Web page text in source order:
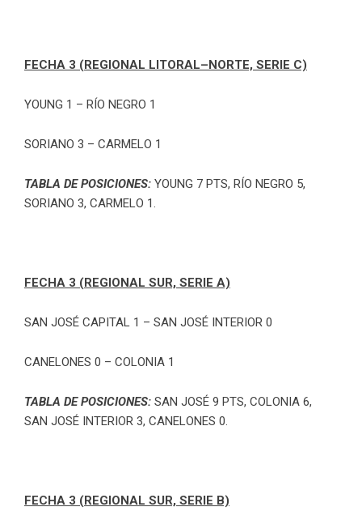
FECHA 3 (REGIONAL LITORAL–NORTE, SERIE C)
YOUNG 1 – RÍO NEGRO 1
SORIANO 3 – CARMELO 1
TABLA DE POSICIONES: YOUNG 7 PTS, RÍO NEGRO 5,
SORIANO 3, CARMELO 1.
FECHA 3 (REGIONAL SUR, SERIE A)
SAN JOSÉ CAPITAL 1 – SAN JOSÉ INTERIOR 0
CANELONES 0 – COLONIA 1
TABLA DE POSICIONES: SAN JOSÉ 9 PTS, COLONIA 6,
SAN JOSÉ INTERIOR 3, CANELONES 0.
FECHA 3 (REGIONAL SUR, SERIE B)